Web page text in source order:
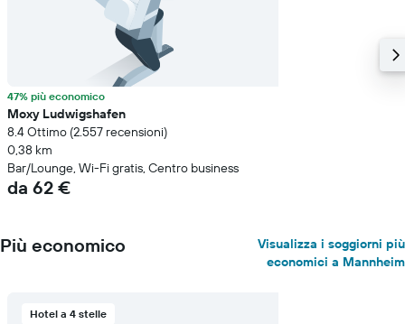
47% più economico
Moxy Ludwigshafen
8.4 Ottimo (2.557 recensioni)
0,38 km
Bar/Lounge, Wi-Fi gratis, Centro business
da 62 €
Più economico
Visualizza i soggiorni più
economici a Mannheim
Hotel a 4 stelle